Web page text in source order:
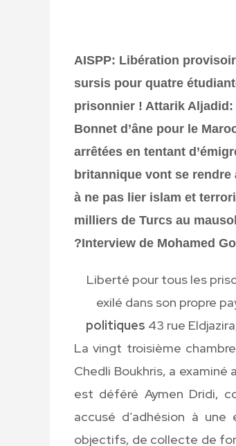
AISPP: Libération
sursis pour quatre
prisonnier ! Attarik Aljadid:
Bonnet d’âne pour le
arrêtées en tentant
britannique vont se rendre
à ne pas lier islam et
milliers de Turcs au
?Interview de Mohamed
Liberté pour tous les
exilé dans son propre
politiques 43 rue
La vingt troisième
Chedli Boukhris, a examiné
est déféré Aymen Dridi,
accusé d’adhésion à
objectifs, de collecte de